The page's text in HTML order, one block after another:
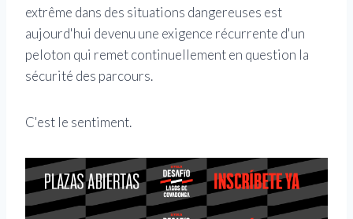
extrême dans des situations dangereuses est
aujourd'hui devenu une exigence récurrente d'un
peloton qui remet continuellement en question la
sécurité des parcours.
C'est le sentiment.